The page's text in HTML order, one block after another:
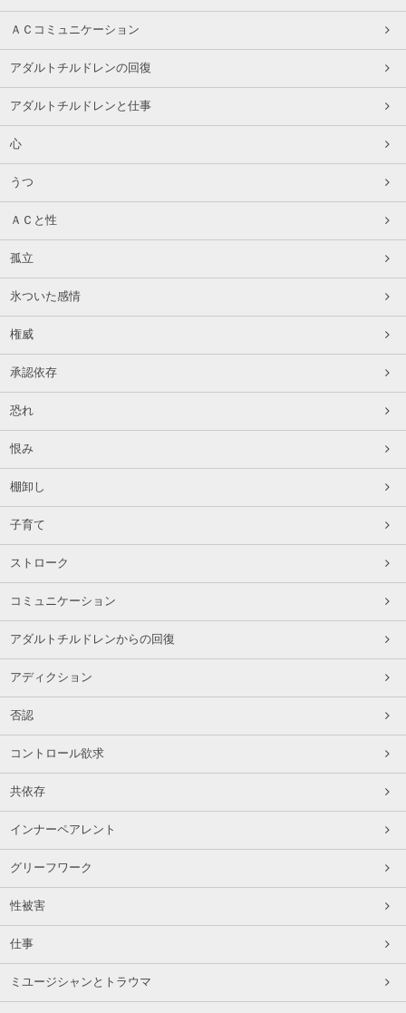
ＡＣコミュニケーション
アダルトチルドレンの回復
アダルトチルドレンと仕事
心
うつ
ＡＣと性
孤立
氷ついた感情
権威
承認依存
恐れ
恨み
棚卸し
子育て
ストローク
コミュニケーション
アダルトチルドレンからの回復
アディクション
否認
コントロール欲求
共依存
インナーペアレント
グリーフワーク
性被害
仕事
ミユージシャンとトラウマ